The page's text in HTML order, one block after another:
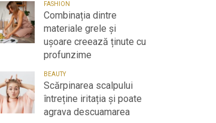
FASHION
Combinația dintre
materiale grele și
ușoare creează ținute cu
profunzime
BEAUTY
Scărpinarea scalpului
întreține iritația și poate
agrava descuamarea